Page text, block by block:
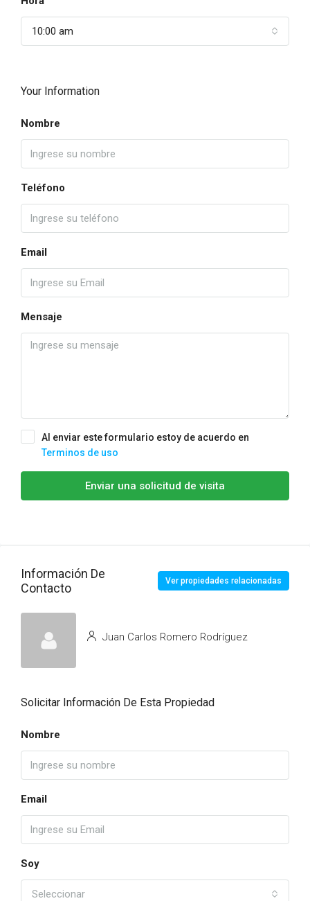
10:00 am
Your Information
Nombre
Teléfono
Email
Mensaje
Al enviar este formulario estoy de acuerdo en
Terminos de uso
Enviar una solicitud de visita
Información De
Contacto
Ver propiedades relacionadas
Juan Carlos Romero Rodríguez
Solicitar Información De Esta Propiedad
Nombre
Email
Soy
Seleccionar